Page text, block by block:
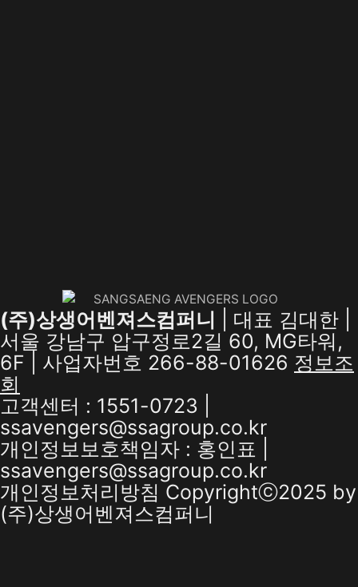
(주)상생어벤져스컴퍼니 | 대표 김대한 |
서울 강남구 압구정로2길 60, MG타워,
6F | 사업자번호 266-88-01626 정보조
회
고객센터 : 1551-0723 |
ssavengers@ssagroup.co.kr
개인정보보호책임자 : 홍인표 |
ssavengers@ssagroup.co.kr
개인정보처리방침 Copyrightⓒ2025 by
(주)상생어벤져스컴퍼니